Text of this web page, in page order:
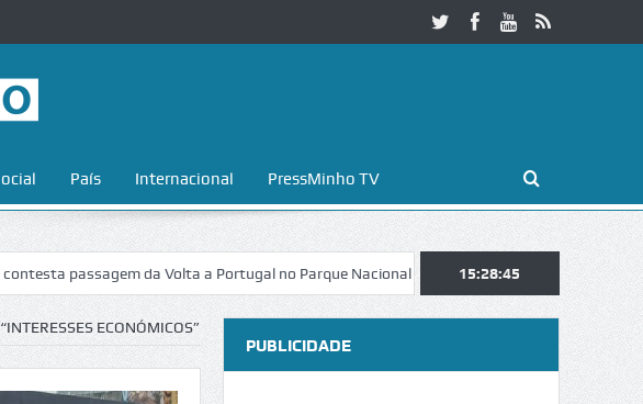
País Internacional PressMinho TV
da Volta a Portugal no Parque Nacional da Peneda-Gerês Esposende.
15:28:47
ECONÓMICOS”
PUBLICIDADE